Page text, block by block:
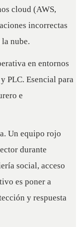
cloud (AWS,
incorrectas
nube.
en entornos
PLC. Esencial para
e
Un equipo rojo
durante
social, acceso
es poner a
y respuesta